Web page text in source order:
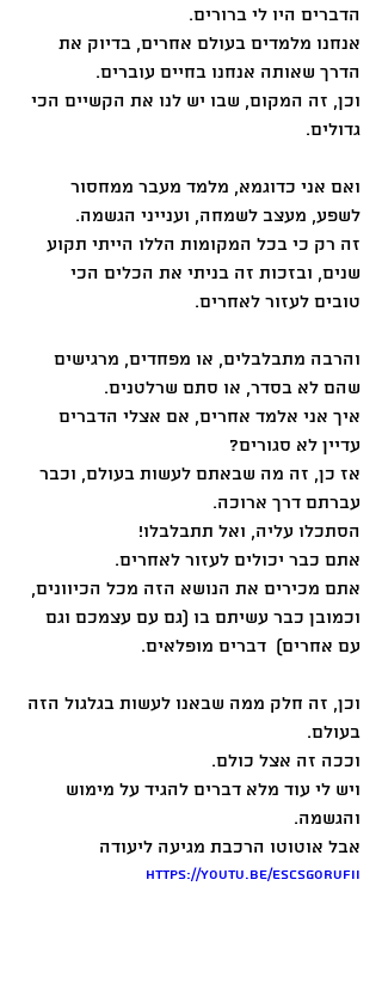
הדברים היו לי ברורים.
אנחנו מלמדים בעולם אחרים, בדיוק את
הדרך שאותה אנחנו בחיים עוברים.
וכן, זה המקום, שבו יש לנו את הקשיים הכי
גדולים.
ואם אני כדוגמא, מלמד מעבר ממחסור
לשפע, מעצב לשמחה, וענייני הגשמה.
זה רק כי בכל המקומות הללו הייתי תקוע
שנים, ובזכות זה בניתי את הכלים הכי
טובים לעזור לאחרים.
והרבה מתבלבלים, או מפחדים, מרגישים
שהם לא בסדר, או סתם שרלטנים.
איך אני אלמד אחרים, אם אצלי הדברים
עדיין לא סגורים?
אז כן, זה מה שבאתם לעשות בעולם, וכבר
עברתם דרך ארוכה.
הסתכלו עליה, ואל תתבלבלו!
אתם כבר יכולים לעזור לאחרים.
אתם מכירים את הנושא הזה מכל הכיוונים,
וכמובן כבר עשיתם בו (גם עם עצמכם וגם
עם אחרים)  דברים מופלאים.
וכן, זה חלק ממה שבאנו לעשות בגלגול הזה
בעולם.
וככה זה אצל כולם.
ויש לי עוד מלא דברים להגיד על מימוש
והגשמה.
אבל אוטוטו הרכבת מגיעה ליעודה
https://youtu.be/escsgoruFiI